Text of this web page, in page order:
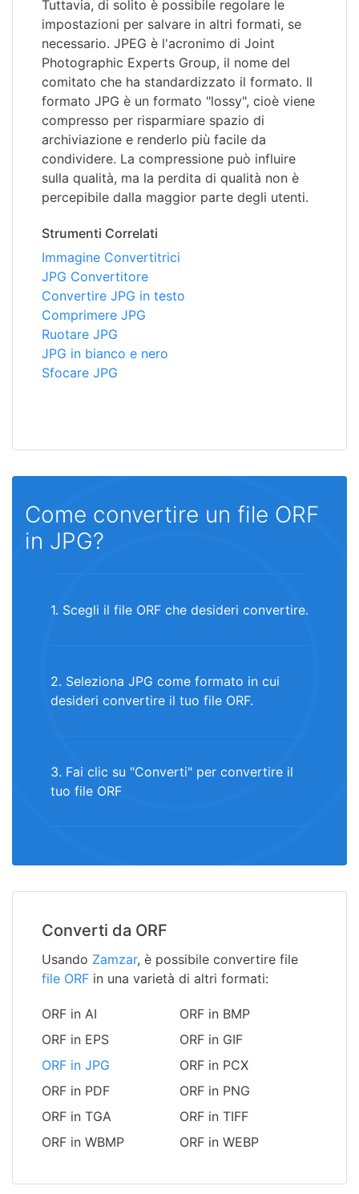
Tuttavia, di solito è possibile regolare le
impostazioni per salvare in altri formati, se
necessario. JPEG è l'acronimo di Joint
Photographic Experts Group, il nome del
comitato che ha standardizzato il formato. Il
formato JPG è un formato "lossy", cioè viene
compresso per risparmiare spazio di
archiviazione e renderlo più facile da
condividere. La compressione può influire
sulla qualità, ma la perdita di qualità non è
percepibile dalla maggior parte degli utenti.
Strumenti Correlati
Immagine Convertitrici
JPG Convertitore
Convertire JPG in testo
Comprimere JPG
Ruotare JPG
JPG in bianco e nero
Sfocare JPG
Come convertire un file ORF
in JPG?
1. Scegli il file ORF che desideri convertire.
2. Seleziona JPG come formato in cui
desideri convertire il tuo file ORF.
3. Fai clic su "Converti" per convertire il
tuo file ORF
Converti da ORF
Usando Zamzar, è possibile convertire file
file ORF in una varietà di altri formati:
ORF in AI
ORF in BMP
ORF in EPS
ORF in GIF
ORF in JPG
ORF in PCX
ORF in PDF
ORF in PNG
ORF in TGA
ORF in TIFF
ORF in WBMP
ORF in WEBP